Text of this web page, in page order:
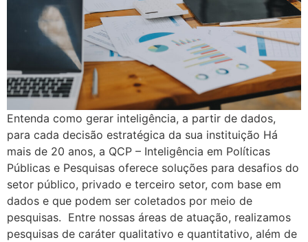
Entenda como gerar inteligência, a partir de dados,
para cada decisão estratégica da sua instituição Há
mais de 20 anos, a QCP – Inteligência em Políticas
Públicas e Pesquisas oferece soluções para desafios do
setor público, privado e terceiro setor, com base em
dados e que podem ser coletados por meio de
pesquisas. Entre nossas áreas de atuação, realizamos
pesquisas de caráter qualitativo e quantitativo, além de